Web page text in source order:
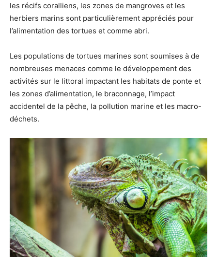
les récifs coralliens, les zones de mangroves et les
herbiers marins sont particulièrement appréciés pour
l’alimentation des tortues et comme abri.
Les populations de tortues marines sont soumises à de
nombreuses menaces comme le développement des
activités sur le littoral impactant les habitats de ponte et
les zones d’alimentation, le braconnage, l’impact
accidentel de la pêche, la pollution marine et les macro-
déchets.